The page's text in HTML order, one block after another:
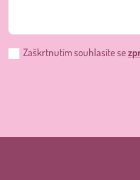
Zaškrtnutím souhlasíte se